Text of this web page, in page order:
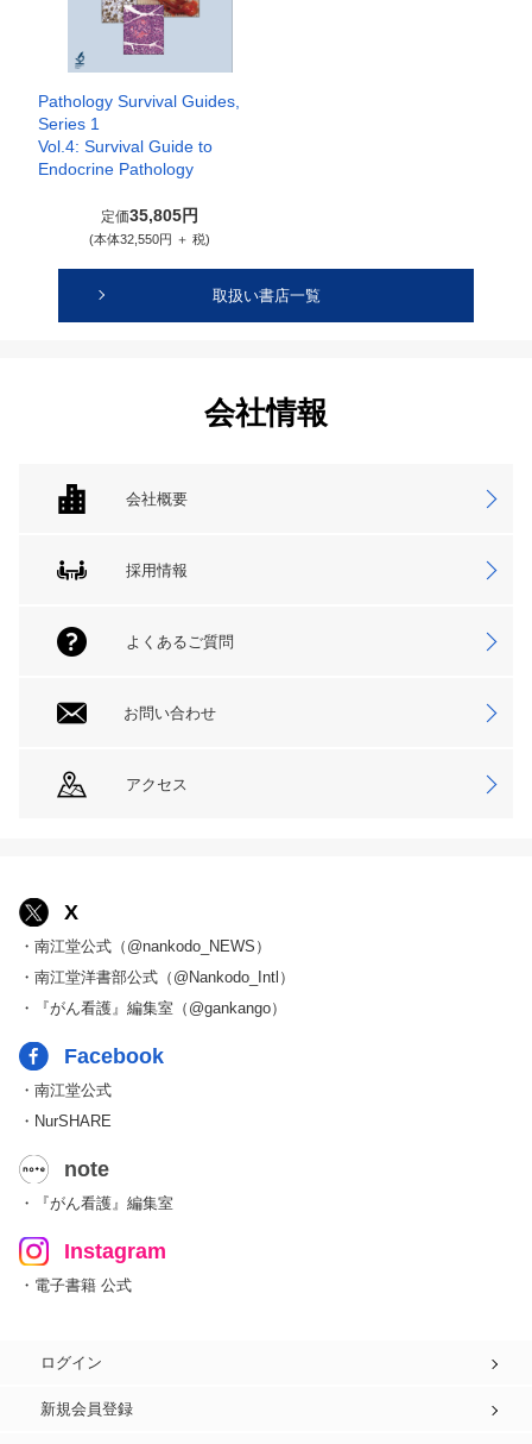
Pathology Survival Guides,
Series 1
Vol.4: Survival Guide to
Endocrine Pathology
定価35,805円
(本体32,550円 ＋ 税)
取扱い書店一覧
会社情報
会社概要
採用情報
よくあるご質問
お問い合わせ
アクセス
X
・南江堂公式（@nankodo_NEWS）
・南江堂洋書部公式（@Nankodo_Intl）
・『がん看護』編集室（@gankango）
Facebook
・南江堂公式
・NurSHARE
note
・『がん看護』編集室
Instagram
・電子書籍 公式
ログイン
新規会員登録